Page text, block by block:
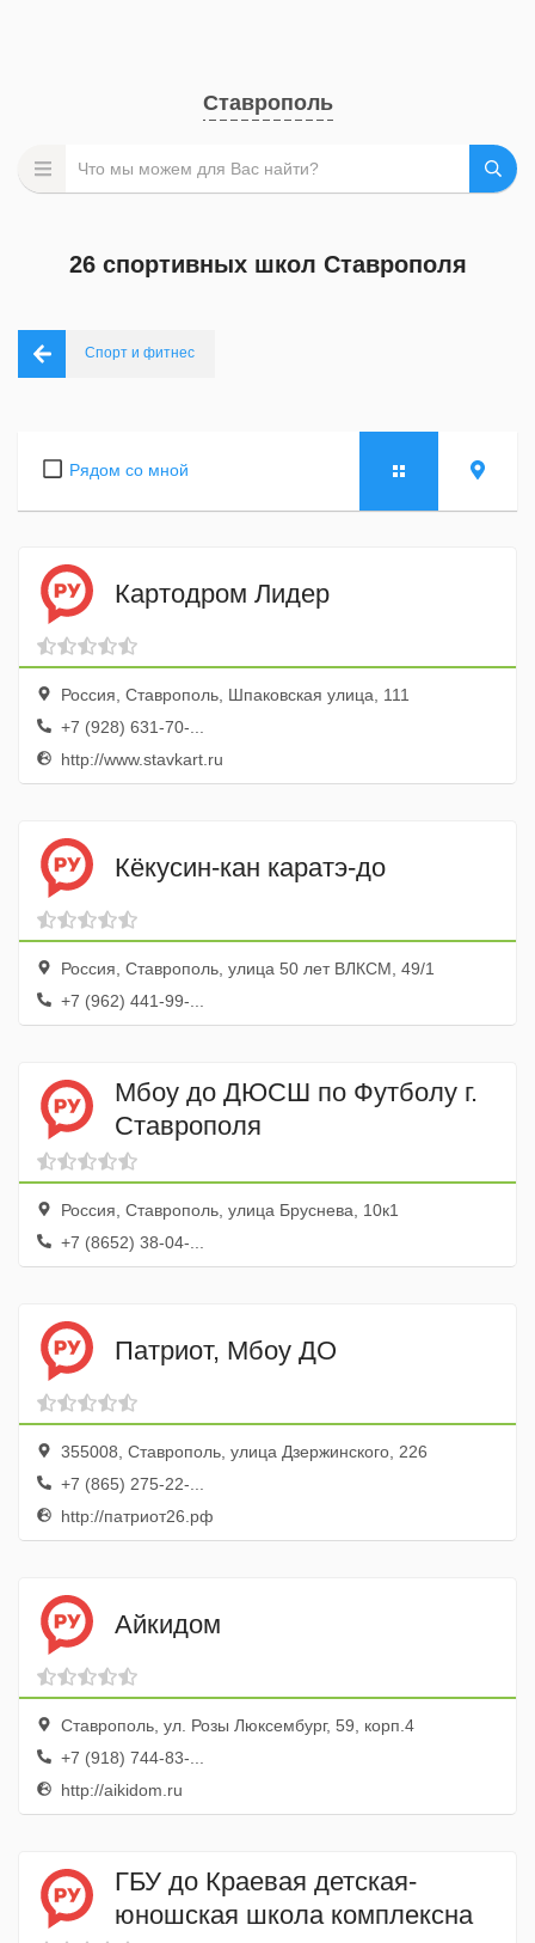
Ставрополь
26 спортивных школ Ставрополя
Спорт и фитнес
Рядом со мной
Картодром Лидер
Россия, Ставрополь, Шпаковская улица, 111
+7 (928) 631-70-...
http://www.stavkart.ru
Кёкусин-кан каратэ-до
Россия, Ставрополь, улица 50 лет ВЛКСМ, 49/1
+7 (962) 441-99-...
Мбоу до ДЮСШ по Футболу г.
Ставрополя
Россия, Ставрополь, улица Бруснева, 10к1
+7 (8652) 38-04-...
Патриот, Мбоу ДО
355008, Ставрополь, улица Дзержинского, 226
+7 (865) 275-22-...
http://патриот26.рф
Айкидом
Ставрополь, ул. Розы Люксембург, 59, корп.4
+7 (918) 744-83-...
http://aikidom.ru
ГБУ до Краевая детская-
юношская школа комплексна